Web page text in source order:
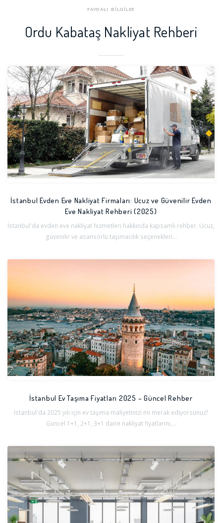
Perşembe Nakliyat Firmala
Ulubey Nakliyat Firmaları
Ünye Nakliyat Firmaları
FAYDALI BİLGİLER
Ordu Kabataş Nakliyat Rehberi
İstanbul Evden Eve Nakliyat Firmaları: Ucuz ve Güvenilir Evden
Eve Nakliyat Rehberi (2025)
İstanbul'da evden eve nakliyat hizmetleri hakkında kapsamlı rehber. Ucuz,
güvenilir ve asansörlü taşımacılık seçenekleri...
İstanbul Ev Taşıma Fiyatları 2025 – Güncel Rehber
İstanbul'da 2025 yılı için ev taşıma maliyetinizi mi merak ediyorsunuz?
Güncel 1+1, 2+1, 3+1 daire nakliyat fiyatlarını,...